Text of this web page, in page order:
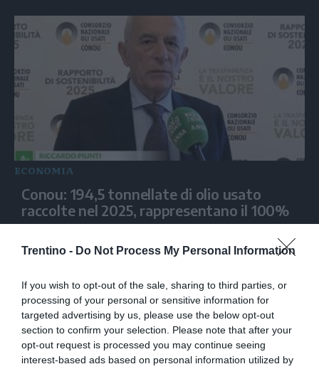
Trentino - Do Not Process My Personal Information
If you wish to opt-out of the sale, sharing to third parties, or
processing of your personal or sensitive information for
targeted advertising by us, please use the below opt-out
section to confirm your selection. Please note that after your
opt-out request is processed you may continue seeing
interest-based ads based on personal information utilized by
ECONOMIA
Conou: 194,5 tonnellate di olio usato
raccolte nel 2025, rappresentano il 100%